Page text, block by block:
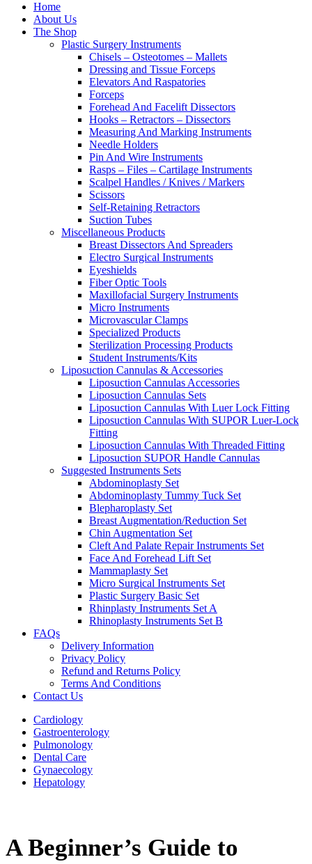
Home
About Us
The Shop
Plastic Surgery Instruments
Chisels – Osteotomes – Mallets
Dressing and Tissue Forceps
Elevators And Raspatories
Forceps
Forehead And Facelift Dissectors
Hooks – Retractors – Dissectors
Measuring And Marking Instruments
Needle Holders
Pin And Wire Instruments
Rasps – Files – Cartilage Instruments
Scalpel Handles / Knives / Markers
Scissors
Self-Retaining Retractors
Suction Tubes
Miscellaneous Products
Breast Dissectors And Spreaders
Electro Surgical Instruments
Eyeshields
Fiber Optic Tools
Maxillofacial Surgery Instruments
Micro Instruments
Microvascular Clamps
Specialized Products
Sterilization Processing Products
Student Instruments/Kits
Liposuction Cannulas & Accessories
Liposuction Cannulas Accessories
Liposuction Cannulas Sets
Liposuction Cannulas With Luer Lock Fitting
Liposuction Cannulas With SUPOR Luer-Lock
Fitting
Liposuction Cannulas With Threaded Fitting
Liposuction SUPOR Handle Cannulas
Suggested Instruments Sets
Abdominoplasty Set
Abdominoplasty Tummy Tuck Set
Blepharoplasty Set
Breast Augmentation/Reduction Set
Chin Augmentation Set
Cleft And Palate Repair Instruments Set
Face And Forehead Lift Set
Mammaplasty Set
Micro Surgical Instruments Set
Plastic Surgery Basic Set
Rhinplasty Instruments Set A
Rhinoplasty Instruments Set B
FAQs
Delivery Information
Privacy Policy
Refund and Returns Policy
Terms And Conditions
Contact Us
Cardiology
Gastroenterology
Pulmonology
Dental Care
Gynaecology
Hepatology
A Beginner’s Guide to